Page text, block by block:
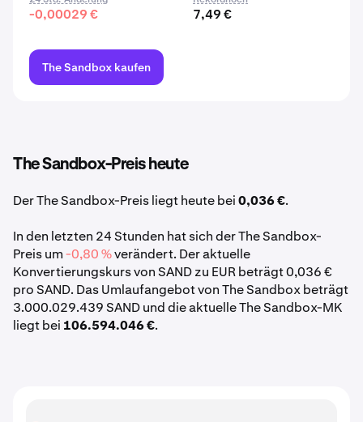
-0,00029 € 7,49 €
The Sandbox kaufen
The Sandbox-Preis heute
Der The Sandbox-Preis liegt heute bei0,036 €.
In den letzten 24 Stunden hat sich der The Sandbox-
Preis um-0,80 %verändert. Der aktuelle
Konvertierungskurs von SAND zu EUR beträgt 0,036 €
pro SAND. Das Umlaufangebot von The Sandbox beträgt
3.000.029.439 SAND und die aktuelle The Sandbox-MK
liegt bei 106.594.046 €.